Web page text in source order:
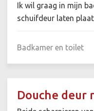
Ik wil graag in mijn
schuifdeur laten
Badkamer en toilet
Douche deur